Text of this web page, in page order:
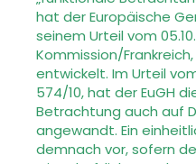
hat der Europäische
seinem Urteil vom
Kommission/
entwickelt. Im Urteil
574/10, hat der EuGH
Betrachtung auch auf
angewandt. Ein
demnach vor, sofern